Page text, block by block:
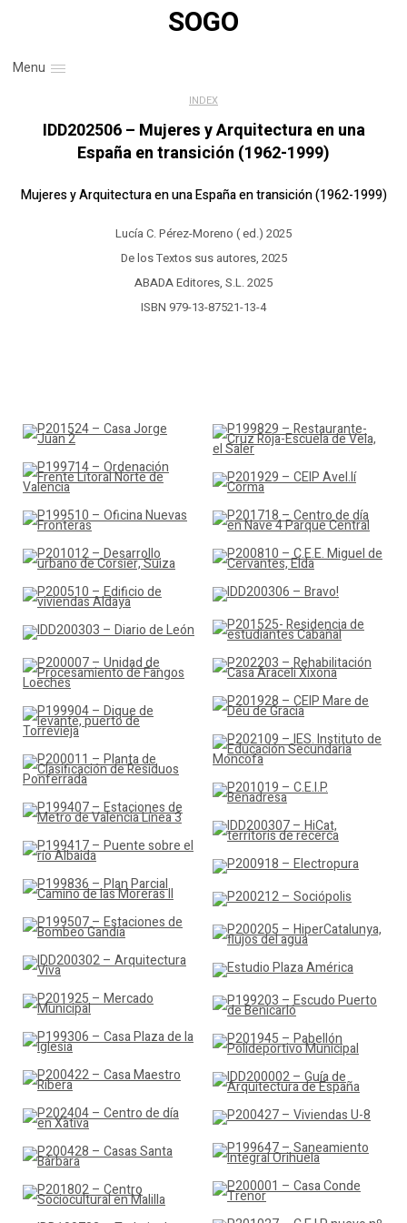
SOGO
Menu
INDEX
IDD202506 – Mujeres y Arquitectura en una
España en transición (1962-1999)
Mujeres y Arquitectura en una España en transición (1962-1999)
Lucía C. Pérez-Moreno ( ed.) 2025
De los Textos sus autores, 2025
ABADA Editores, S.L. 2025
ISBN 979-13-87521-13-4